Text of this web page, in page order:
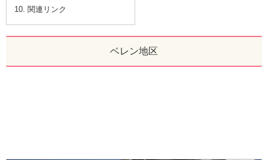
関連リンク
ベレン地区